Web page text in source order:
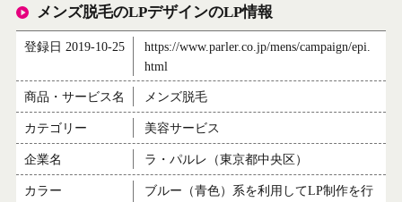
メンズ脱毛のLPデザインのLP情報
登録日 2019-10-25
https://www.parler.co.jp/mens/campaign/epi.
html
商品・サービス名 メンズ脱毛
カテゴリー 美容サービス
企業名 ラ・パルレ（東京都中央区）
カラー
ブルー（青色）系を利用してLP制作を行